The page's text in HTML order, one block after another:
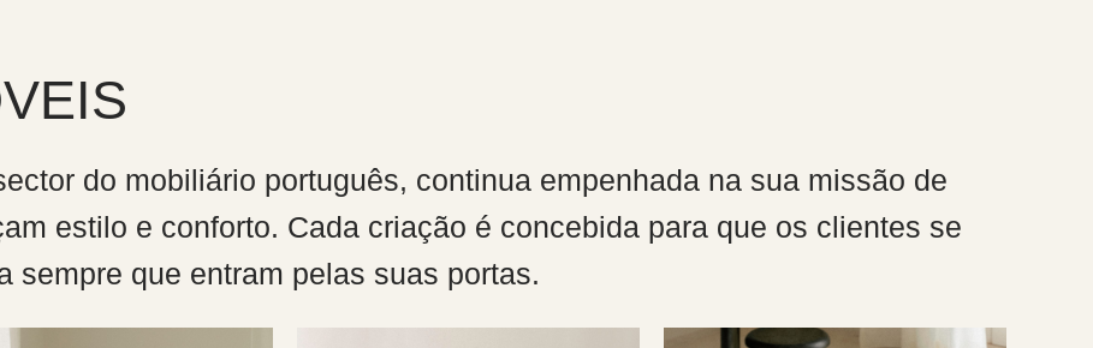
do mobiliário português, continua empenhada na sua missão de
estilo e conforto. Cada criação é concebida para que os clientes se
sempre que entram pelas suas portas.